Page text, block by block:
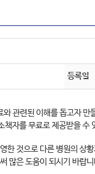
등록일
관련된 이해를 돕고자 만
책자를 무료로 제공받을 수
한 것으로 다른 병원의 상
많은 도움이 되시기 바랍